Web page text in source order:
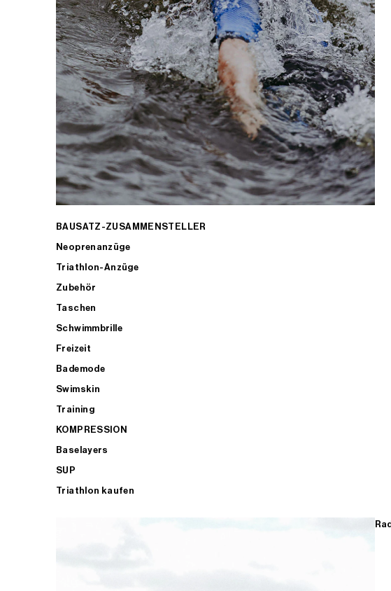
BAUSATZ-ZUSAMMENSTELLER
Neoprenanzüge
Triathlon-Anzüge
Zubehör
Taschen
Schwimmbrille
Freizeit
Bademode
Swimskin
Training
KOMPRESSION
Baselayers
SUP
Triathlon kaufen